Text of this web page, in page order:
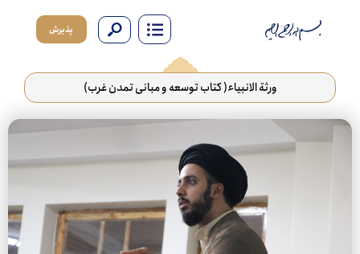
ورثة الانبیاء( کتاب توسعه و مبانی تمدن غرب)